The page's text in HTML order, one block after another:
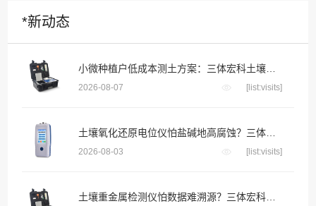
*新动态
2026-08-07 [list:visits]
2026-08-03 [list:visits]